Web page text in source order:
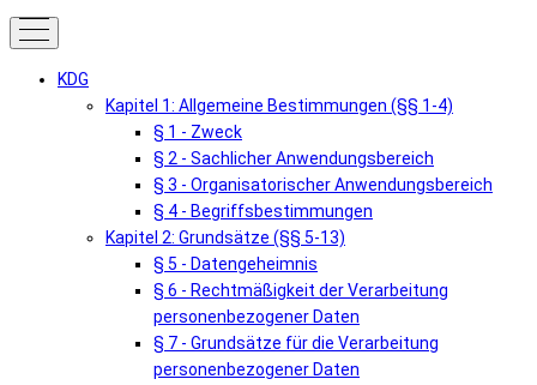
KDG
Kapitel 1: Allgemeine Bestimmungen (§§ 1-4)
§ 1 - Zweck
§ 2 - Sachlicher Anwendungsbereich
§ 3 - Organisatorischer Anwendungsbereich
§ 4 - Begriffsbestimmungen
Kapitel 2: Grundsätze (§§ 5-13)
§ 5 - Datengeheimnis
§ 6 - Rechtmäßigkeit der Verarbeitung
personenbezogener Daten
§ 7 - Grundsätze für die Verarbeitung
personenbezogener Daten